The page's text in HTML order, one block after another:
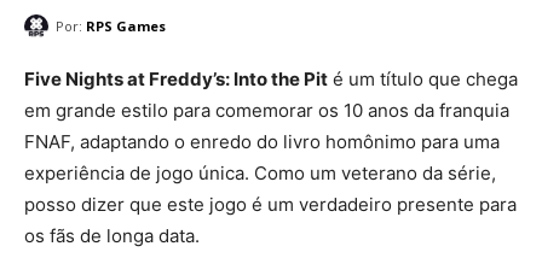
Por: RPS Games
Five Nights at Freddy’s: Into the Pit é um título que chega
em grande estilo para comemorar os 10 anos da franquia
FNAF, adaptando o enredo do livro homônimo para uma
experiência de jogo única. Como um veterano da série,
posso dizer que este jogo é um verdadeiro presente para
os fãs de longa data.